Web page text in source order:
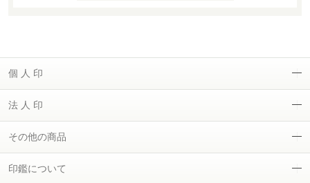
個 人 印
法 人 印
その他の商品
印鑑について